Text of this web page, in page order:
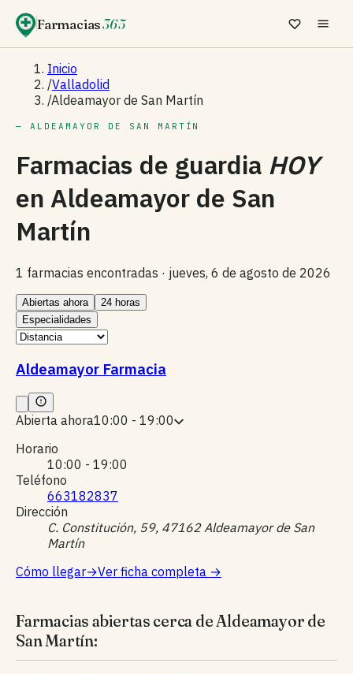
Farmacias365
Inicio
/Valladolid
/Aldeamayor de San Martín
— ALDEAMAYOR DE SAN MARTÍN
Farmacias de guardia HOY
en Aldeamayor de San
Martín
1 farmacias encontradas · jueves, 6 de agosto de 2026
Abiertas ahora
24 horas
Especialidades
Aldeamayor Farmacia
Abierta ahora10:00 - 19:00
Horario
10:00 - 19:00
Teléfono
663182837
Dirección
C. Constitución, 59, 47162 Aldeamayor de San
Martín
Cómo llegar→Ver ficha completa →
Farmacias abiertas cerca de Aldeamayor de
San Martín: